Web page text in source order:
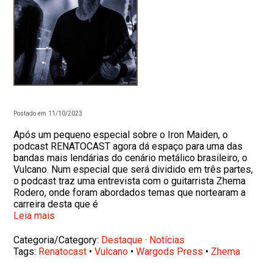
Postado em 11/10/2023
Após um pequeno especial sobre o Iron Maiden, o
podcast RENATOCAST agora dá espaço para uma das
bandas mais lendárias do cenário metálico brasileiro, o
Vulcano. Num especial que será dividido em três partes,
o podcast traz uma entrevista com o guitarrista Zhema
Rodero, onde foram abordados temas que nortearam a
carreira desta que é
Leia mais
Categoria/Category: Destaque · Notícias
Tags: Renatocast •Vulcano •Wargods Press • Zhema